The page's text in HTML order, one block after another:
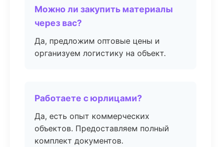
Можно ли закупить материалы
через вас?
Да, предложим оптовые цены и
организуем логистику на объект.
Работаете с юрлицами?
Да, есть опыт коммерческих
объектов. Предоставляем полный
комплект документов.